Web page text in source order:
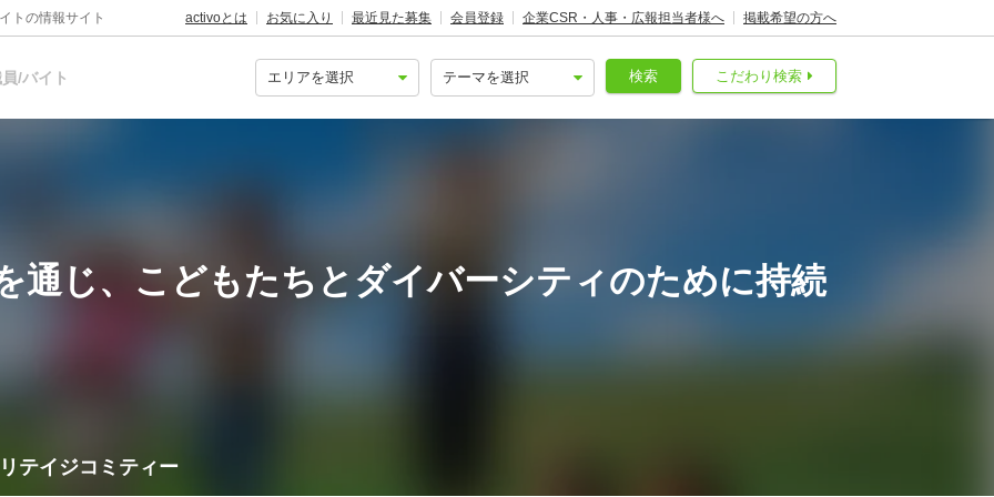
トの情報サイト activoとは お気に入り 最近見た募集 会員登録 企業CSR・人事・広報担当者様へ 掲載希望の方へ
/バイト こだわり検索
検索
通じ、こどもたちとダイバーシティのために持続
テイジコミティー